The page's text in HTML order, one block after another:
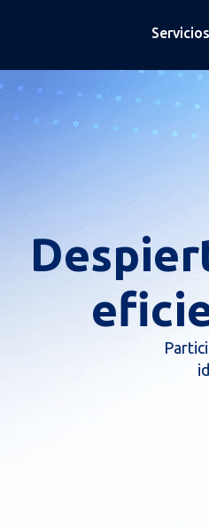
Servicios